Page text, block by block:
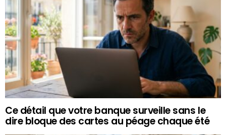
Ce détail que votre banque surveille sans le
dire bloque des cartes au péage chaque été